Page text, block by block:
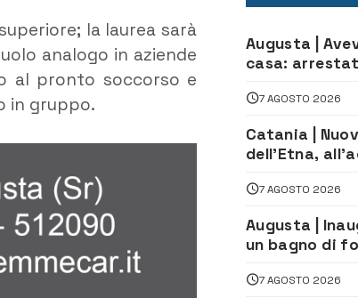
la laurea sarà
analogo in aziende
al pronto soccorso e
in gruppo.
Augusta |
casa:
7 AGOSTO 2026
Catania |
dell’Etna,
dirottati
7 AGOSTO 2026
Augusta |
un bagno di
Moro
7 AGOSTO 2026